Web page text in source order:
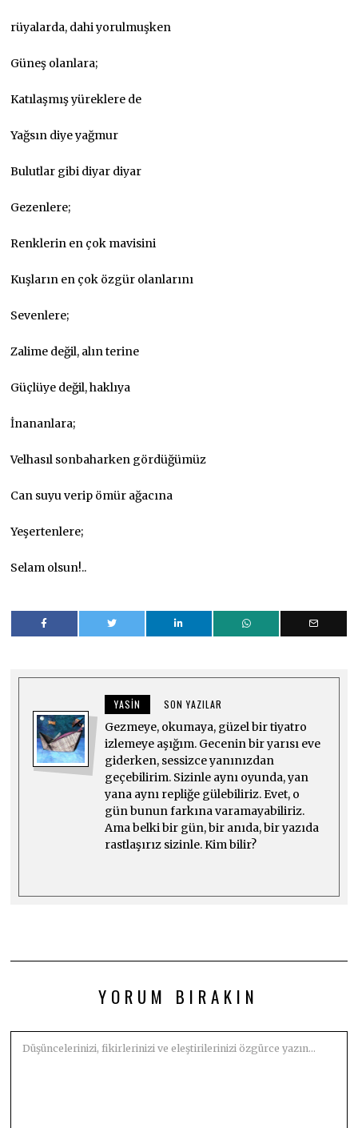
rüyalarda, dahi yorulmuşken
Güneş olanlara;
Katılaşmış yüreklere de
Yağsın diye yağmur
Bulutlar gibi diyar diyar
Gezenlere;
Renklerin en çok mavisini
Kuşların en çok özgür olanlarını
Sevenlere;
Zalime değil, alın terine
Güçlüye değil, haklıya
İnananlara;
Velhasıl sonbaharken gördüğümüz
Can suyu verip ömür ağacına
Yeşertenlere;
Selam olsun!..
YASIN SON YAZILAR
Gezmeye, okumaya, güzel bir tiyatro
izlemeye aşığım. Gecenin bir yarısı eve
giderken, sessizce yanınızdan
geçebilirim. Sizinle aynı oyunda, yan
yana aynı repliğe gülebiliriz. Evet, o
gün bunun farkına varamayabiliriz.
Ama belki bir gün, bir anıda, bir yazıda
rastlaşırız sizinle. Kim bilir?
YORUM BIRAKIN